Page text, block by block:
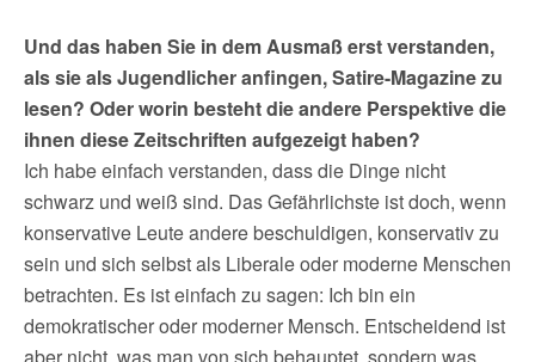
Und das haben Sie in dem Ausmaß erst verstanden,
als sie als Jugendlicher anfingen, Satire-Magazine zu
lesen? Oder worin besteht die andere Perspektive die
ihnen diese Zeitschriften aufgezeigt haben?
Ich habe einfach verstanden, dass die Dinge nicht
schwarz und weiß sind. Das Gefährlichste ist doch, wenn
konservative Leute andere beschuldigen, konservativ zu
sein und sich selbst als Liberale oder moderne Menschen
betrachten. Es ist einfach zu sagen: Ich bin ein
demokratischer oder moderner Mensch. Entscheidend ist
aber nicht, was man von sich behauptet, sondern was